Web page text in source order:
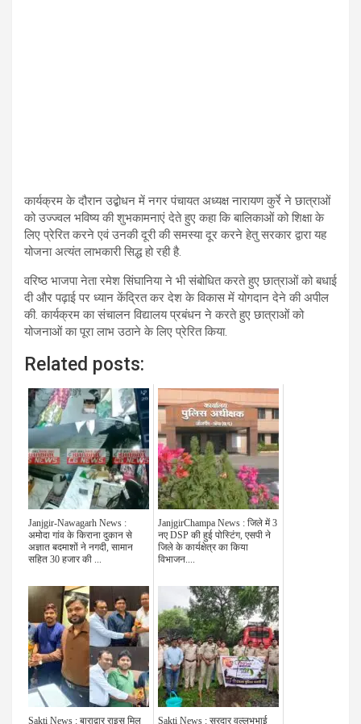
कार्यक्रम के दौरान उद्बोधन में नगर पंचायत अध्यक्ष नारायण कुर्रे ने छात्राओं
को उज्ज्वल भविष्य की शुभकामनाएं देते हुए कहा कि बालिकाओं को शिक्षा के
लिए प्रेरित करने एवं उनकी दूरी की समस्या दूर करने हेतु सरकार द्वारा यह
योजना अत्यंत लाभकारी सिद्ध हो रही है.
वरिष्ठ भाजपा नेता रमेश सिंघानिया ने भी संबोधित करते हुए छात्राओं को बधाई
दी और पढ़ाई पर ध्यान केंद्रित कर देश के विकास में योगदान देने की अपील
की. कार्यक्रम का संचालन विद्यालय प्रबंधन ने करते हुए छात्राओं को
योजनाओं का पूरा लाभ उठाने के लिए प्रेरित किया.
Related posts:
Janjgir-Nawagarh News :
अमोदा गांव के किराना दुकान से
अज्ञात बदमाशों ने नगदी, सामान
सहित 30 हजार की ...
JanjgirChampa News : जिले में 3
नए DSP की हुई पोस्टिंग, एसपी ने
जिले के कार्यक्षेत्र का किया
विभाजन....
Sakti News : बाराद्वार राइस मिल Sakti News : सरदार वल्लभभाई